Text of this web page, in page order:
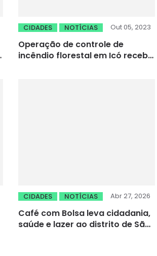
CIDADES NOTÍCIAS Out 05, 2023
Operação de controle de
incêndio florestal em Icó recebe
CIDADES NOTÍCIAS Abr 27, 2026
Café com Bolsa leva cidadania,
saúde e lazer ao distrito de São